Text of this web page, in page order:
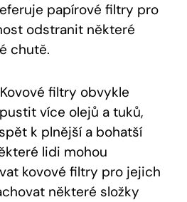
papírové​ filtry pro
odstranit některé
chutě.
⁣Kovové‌ filtry obvykle
více olejů a tuků,
k plnější a bohatší
lidi mohou
kovové filtry pro jejich
některé složky